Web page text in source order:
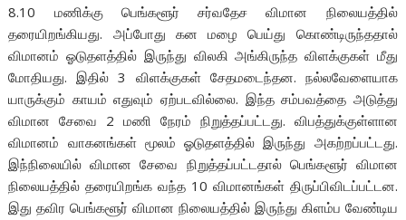
8.10 மணிக்கு பெங்களூர் சர்வதேச விமான நிலையத்தில்
தரையிறங்கியது. அப்போது கன மழை பெய்து கொண்டிருந்ததால்
விமானம் ஓடுதளத்தில் இருந்து விலகி அங்கிருந்த விளக்குகள் மீது
மோதியது. இதில் 3 விளக்குகள் சேதமடைந்தன. நல்லவேளையாக
யாருக்கும் காயம் எதுவும் ஏற்படவில்லை. இந்த சம்பவத்தை அடுத்து
விமான சேவை 2 மணி நேரம் நிறுத்தப்பட்டது. விபத்துக்குள்ளான
விமானம் வாகனங்கள் மூலம் ஓடுதளத்தில் இருந்து அகற்றப்பட்டது.
இந்நிலையில் விமான சேவை நிறுத்தப்பட்டதால் பெங்களூர் விமான
நிலையத்தில் தரையிறங்க வந்த 10 விமானங்கள் திருப்பிவிடப்பட்டன.
இது தவிர பெங்களூர் விமான நிலையத்தில் இருந்து கிளம்ப வேண்டிய